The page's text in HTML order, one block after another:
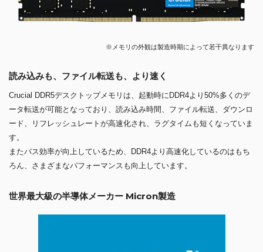
※メモリの外観は製造時期によって若干異なります
読み込みも、ファイル転送も、より速く
Crucial DDR5デスクトップメモリは、起動時にDDR4より50%多くのデ
ータ転送が可能となっており、読み込み時間、ファイル転送、ダウンロ
ード、リフレッシュレートが高速化され、ラグタイムも短くなっていま
す。
またバス効率が向上しているため、DDR4より高速化しているのはもち
ろん、さまざまなパフォーマンスも向上しています。
世界最大級の半導体メーカー Micron製造